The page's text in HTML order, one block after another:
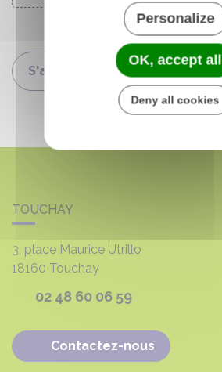
S'abonner
TOUCHAY
3, place Maurice Utrillo
18160 Touchay
02 48 60 06 59
Contactez-nous
Personalize
OK, accept all
Deny all cookies